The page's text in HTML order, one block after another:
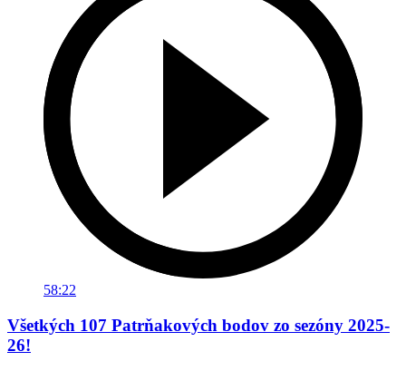
58:22
Všetkých 107 Patrňakových bodov zo sezóny 2025-
26!